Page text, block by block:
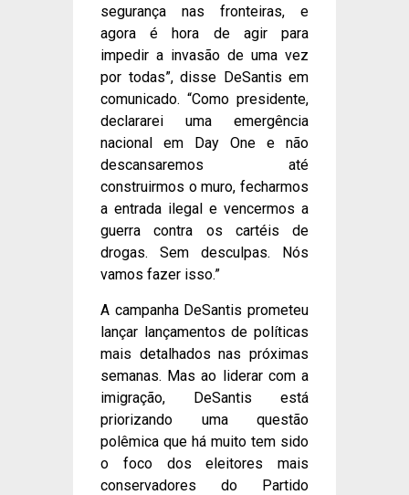
segurança nas fronteiras, e
agora é hora de agir para
impedir a invasão de uma vez
por todas”, disse DeSantis em
comunicado. “Como presidente,
declararei uma emergência
nacional em Day One e não
descansaremos até
construirmos o muro, fecharmos
a entrada ilegal e vencermos a
guerra contra os cartéis de
drogas. Sem desculpas. Nós
vamos fazer isso.”
A campanha DeSantis prometeu
lançar lançamentos de políticas
mais detalhados nas próximas
semanas. Mas ao liderar com a
imigração, DeSantis está
priorizando uma questão
polêmica que há muito tem sido
o foco dos eleitores mais
conservadores do Partido